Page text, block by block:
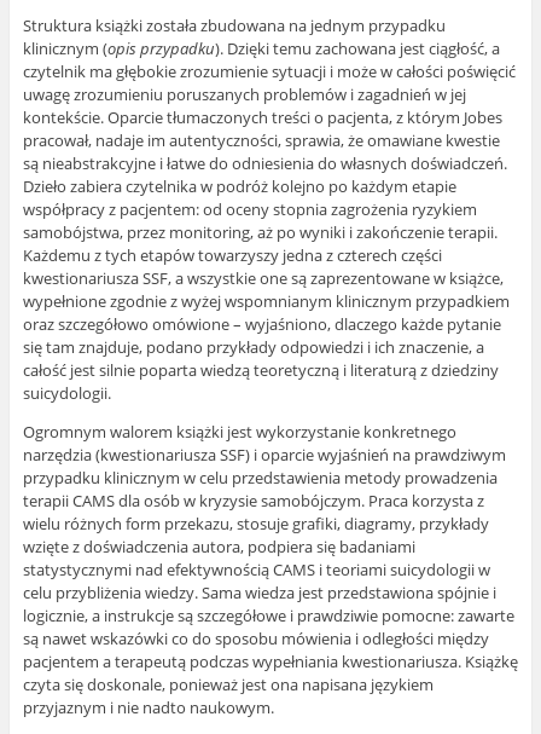
Struktura książki została zbudowana na jednym przypadku
klinicznym (opis przypadku). Dzięki temu zachowana jest ciągłość, a
czytelnik ma głębokie zrozumienie sytuacji i może w całości poświęcić
uwagę zrozumieniu poruszanych problemów i zagadnień w jej
kontekście. Oparcie tłumaczonych treści o pacjenta, z którym Jobes
pracował, nadaje im autentyczności, sprawia, że omawiane kwestie
są nieabstrakcyjne i łatwe do odniesienia do własnych doświadczeń.
Dzieło zabiera czytelnika w podróż kolejno po każdym etapie
współpracy z pacjentem: od oceny stopnia zagrożenia ryzykiem
samobójstwa, przez monitoring, aż po wyniki i zakończenie terapii.
Każdemu z tych etapów towarzyszy jedna z czterech części
kwestionariusza SSF, a wszystkie one są zaprezentowane w książce,
wypełnione zgodnie z wyżej wspomnianym klinicznym przypadkiem
oraz szczegółowo omówione – wyjaśniono, dlaczego każde pytanie
się tam znajduje, podano przykłady odpowiedzi i ich znaczenie, a
całość jest silnie poparta wiedzą teoretyczną i literaturą z dziedziny
suicydologii.
Ogromnym walorem książki jest wykorzystanie konkretnego
narzędzia (kwestionariusza SSF) i oparcie wyjaśnień na prawdziwym
przypadku klinicznym w celu przedstawienia metody prowadzenia
terapii CAMS dla osób w kryzysie samobójczym. Praca korzysta z
wielu różnych form przekazu, stosuje grafiki, diagramy, przykłady
wzięte z doświadczenia autora, podpiera się badaniami
statystycznymi nad efektywnością CAMS i teoriami suicydologii w
celu przybliżenia wiedzy. Sama wiedza jest przedstawiona spójnie i
logicznie, a instrukcje są szczegółowe i prawdziwie pomocne: zawarte
są nawet wskazówki co do sposobu mówienia i odległości między
pacjentem a terapeutą podczas wypełniania kwestionariusza. Książkę
czyta się doskonale, ponieważ jest ona napisana językiem
przyjaznym i nie nadto naukowym.